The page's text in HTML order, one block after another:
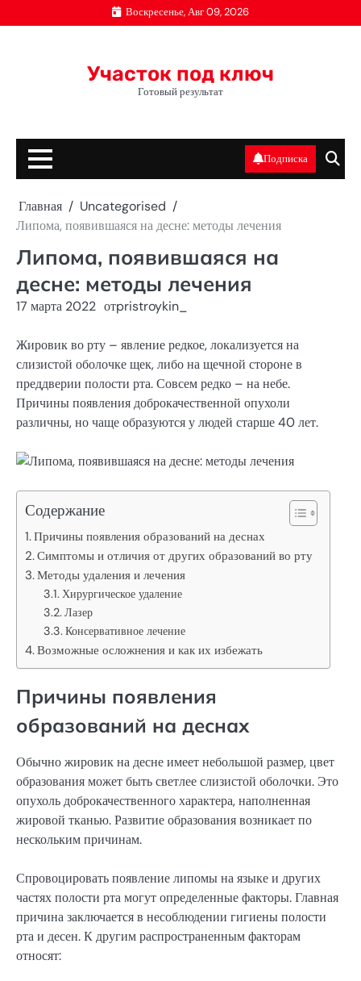
к
Воскресенье, Авг 09, 2026
Участок под ключ
Готовый результат
Подписка
Главная
Uncategorised
Липома, появившаяся на десне: методы лечения
Липома, появившаяся на
десне: методы лечения
17 марта 2022 отpristroykin_
Жировик во рту – явление редкое, локализуется на
слизистой оболочке щек, либо на щечной стороне в
преддверии полости рта. Совсем редко – на небе.
Причины появления доброкачественной опухоли
различны, но чаще образуются у людей старше 40 лет.
Содержание
Причины появления образований на деснах
Симптомы и отличия от других образований во рту
Методы удаления и лечения
Хирургическое удаление
Лазер
Консервативное лечение
Возможные осложнения и как их избежать
Причины появления
образований на деснах
Обычно жировик на десне имеет небольшой размер, цвет
образования может быть светлее слизистой оболочки. Это
опухоль доброкачественного характера, наполненная
жировой тканью. Развитие образования возникает по
нескольким причинам.
Спровоцировать появление липомы на языке и других
частях полости рта могут определенные факторы. Главная
причина заключается в несоблюдении гигиены полости
рта и десен. К другим распространенным факторам
относят: